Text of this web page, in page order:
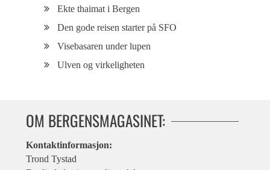
Ekte thaimat i Bergen
Den gode reisen starter på SFO
Visebasaren under lupen
Ulven og virkeligheten
OM BERGENSMAGASINET:
Kontaktinformasjon:
Trond Tystad